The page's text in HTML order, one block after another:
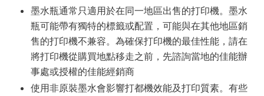
墨水瓶通常只適用於在同一地區出售的打印機。墨水
瓶可能帶有獨特的標籤或配置，可能與在其他地區銷
售的打印機不兼容。為確保打印機的最佳性能，請在
將打印機從購買地點移走之前，先諮詢當地的佳能辦
事處或授權的佳能經銷商
使用非原裝墨水會影響打都機效能及打印質素。有些